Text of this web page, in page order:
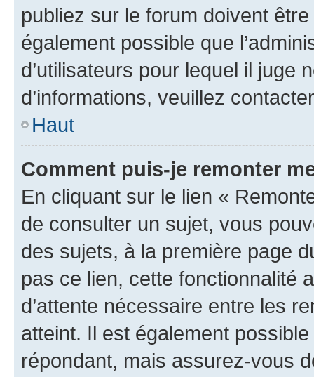
publiez sur le forum doivent
également possible que
d’utilisateurs pour lequel il juge
d’informations, veuillez
Haut
Comment puis-je remonter
En cliquant sur le lien «
de consulter un sujet, vous
des sujets, à la première page
pas ce lien, cette fonctionnalité
d’attente nécessaire entre les
atteint. Il est également
répondant, mais assurez-vous